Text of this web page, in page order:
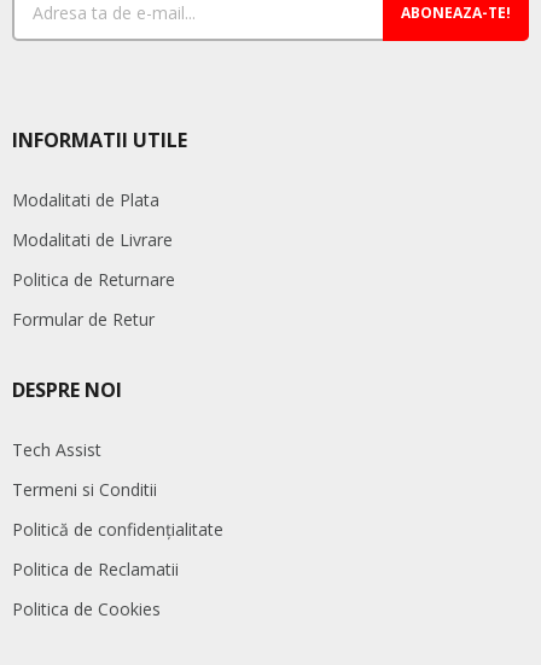
ABONEAZA-TE!
INFORMATII UTILE
Modalitati de Plata
Modalitati de Livrare
Politica de Returnare
Formular de Retur
DESPRE NOI
Tech Assist
Termeni si Conditii
Politică de confidențialitate
Politica de Reclamatii
Politica de Cookies